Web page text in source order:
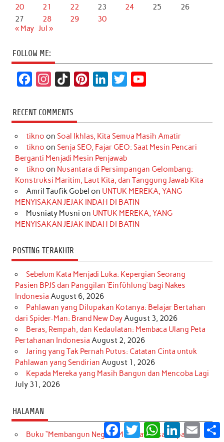
20
21 22 23 24 25
26
27
28 29
30
« May Jul »
FOLLOW ME:
c
e
b
o
k
s
t
a
r
a
m
k
T
o
k
t
e
r
e
s
t
k
e
d
I
n
t
t
r
T
u
e
RECENT COMMENTS
tikno on Soal Ikhlas, Kita Semua Masih Amatir
tikno on Senja SEO, Fajar GEO: Saat Mesin Pencari
Berganti Menjadi Mesin Penjawab
tikno on Nusantara di Persimpangan Gelombang:
Konstruksi Maritim, Laut Kita, dan Tanggung Jawab Kita
Amril Taufik Gobel on UNTUK MEREKA, YANG
MENYISAKAN JEJAK INDAH DI BATIN
Musniaty Musni on UNTUK MEREKA, YANG
MENYISAKAN JEJAK INDAH DI BATIN
POSTING TERAKHIR
Sebelum Kata Menjadi Luka: Kepergian Seorang
Pasien BPJS dan Panggilan ‘Einfühlung’ bagi Nakes
Indonesia August 6, 2026
Pahlawan yang Dilupakan Kotanya: Belajar Bertahan
dari Spider-Man: Brand New DayAugust 3, 2026
Beras, Rempah, dan Kedaulatan: Membaca Ulang Peta
Pertahanan Indonesia August 2, 2026
Jaring yang Tak Pernah Putus: Catatan Cinta untuk
Pahlawan yang Sendirian August 1, 2026
Kepada Mereka yang Masih Bangun dan Mencoba Lagi
July 31, 2026
HALAMAN
Buku “Membangun Negeri, Merawat Masa Depan
Facebook
Twitter WhatsApp
LinkedInEmail